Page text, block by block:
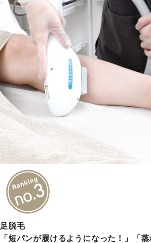
足脱毛
「短パンが履けるようになった！」「